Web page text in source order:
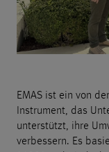
EMAS ist ein von
Instrument, das
unterstützt, ihre
verbessern. Es